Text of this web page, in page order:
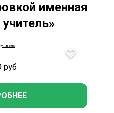
именная
руб